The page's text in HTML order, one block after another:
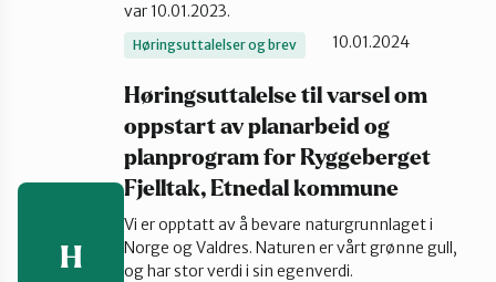
var 10.01.2023.
Høringsuttalelser og brev 10.01.2024
H
Høringsuttalelse til varsel om
oppstart av planarbeid og
planprogram for Ryggeberget
Fjelltak, Etnedal kommune
Vi er opptatt av å bevare naturgrunnlaget i
Norge og Valdres. Naturen er vårt grønne gull,
og har stor verdi i sin egenverdi.